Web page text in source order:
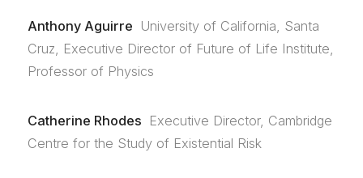
Anthony Aguirre University of California, Santa
Cruz, Executive Director of Future of Life Institute,
Professor of Physics
Catherine Rhodes Executive Director, Cambridge
Centre for the Study of Existential Risk